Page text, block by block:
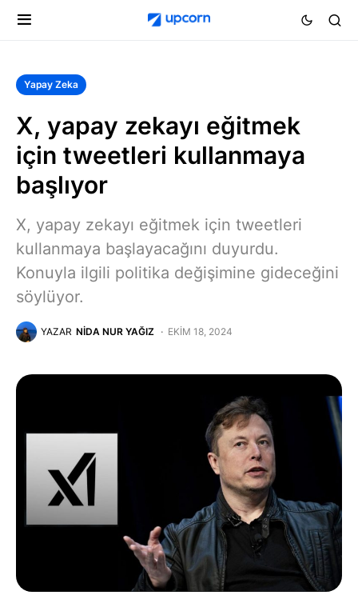
Yapay Zeka
X, yapay zekayı eğitmek
için tweetleri kullanmaya
başlıyor
X, yapay zekayı eğitmek için tweetleri
kullanmaya başlayacağını duyurdu.
Konuyla ilgili politika değişimine gideceğini
söylüyor.
YAZAR NIDA NUR YAĞIZ EKIM 18, 2024